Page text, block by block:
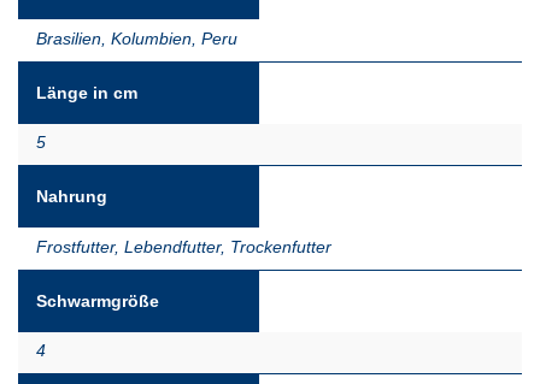
Brasilien Kolumbien Peru
Länge in cm
5
Nahrung
Frostfutter, Lebendfutter, Trockenfutter
Schwarmgröße
4